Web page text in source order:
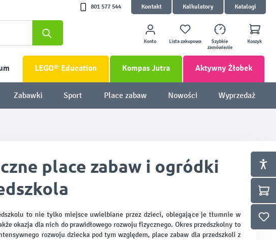
801 577 544 Kontakt Kalkulatory Katalogi
Konto Lista zakupowa
Szybkie
zamówienie
Koszyk
LEGO® Education Kompas Jutra Aktywny Żłobek
Zabawki Sport Place zabaw Nowości Wyprzedaż
place zabaw i ogródki
to nie tylko miejsce uwielbiane przez dzieci, oblegające je tłumnie w
okazja dla nich do prawidłowego rozwoju fizycznego. Okres przedszkolny to
rozwoju dziecka pod tym względem, place zabaw dla przedszkoli z